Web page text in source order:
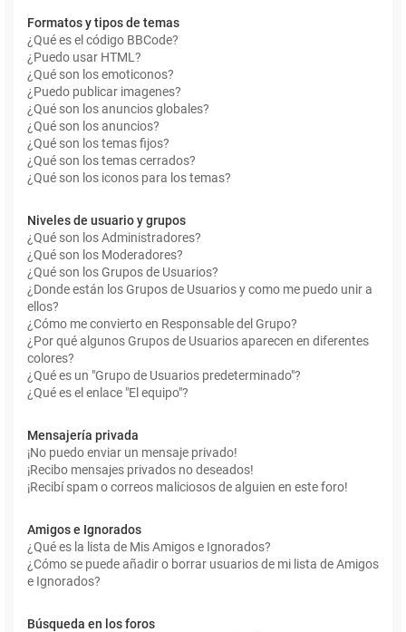
Formatos y tipos de temas
¿Qué es el código BBCode?
¿Puedo usar HTML?
¿Qué son los emoticonos?
¿Puedo publicar imagenes?
¿Qué son los anuncios globales?
¿Qué son los anuncios?
¿Qué son los temas fijos?
¿Qué son los temas cerrados?
¿Qué son los iconos para los temas?
Niveles de usuario y grupos
¿Qué son los Administradores?
¿Qué son los Moderadores?
¿Qué son los Grupos de Usuarios?
¿Donde están los Grupos de Usuarios y como me puedo unir a
ellos?
¿Cómo me convierto en Responsable del Grupo?
¿Por qué algunos Grupos de Usuarios aparecen en diferentes
colores?
¿Qué es un "Grupo de Usuarios predeterminado"?
¿Qué es el enlace "El equipo"?
Mensajería privada
¡No puedo enviar un mensaje privado!
¡Recibo mensajes privados no deseados!
¡Recibí spam o correos maliciosos de alguien en este foro!
Amigos e Ignorados
¿Qué es la lista de Mis Amigos e Ignorados?
¿Cómo se puede añadir o borrar usuarios de mi lista de Amigos
e Ignorados?
Búsqueda en los foros